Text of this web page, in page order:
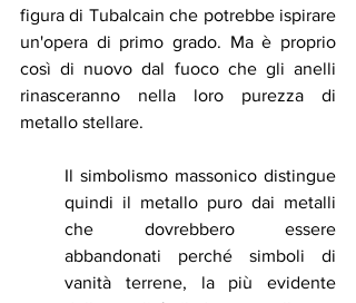
figura di Tubalcain che potrebbe ispirare
un'opera di primo grado. Ma è proprio
così di nuovo dal fuoco che gli anelli
rinasceranno nella loro purezza di
metallo stellare.
Il simbolismo massonico distingue
quindi il metallo puro dai metalli
che dovrebbero essere
abbandonati perché simboli di
vanità terrene, la più evidente